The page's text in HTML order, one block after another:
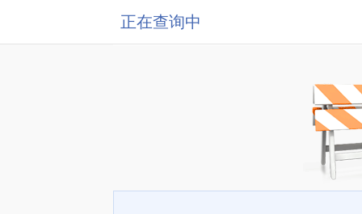
正在查询中